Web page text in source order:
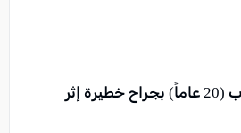
عين السهلة: إصابة شاب (20 عاماً) بجراح خطيرة إثر